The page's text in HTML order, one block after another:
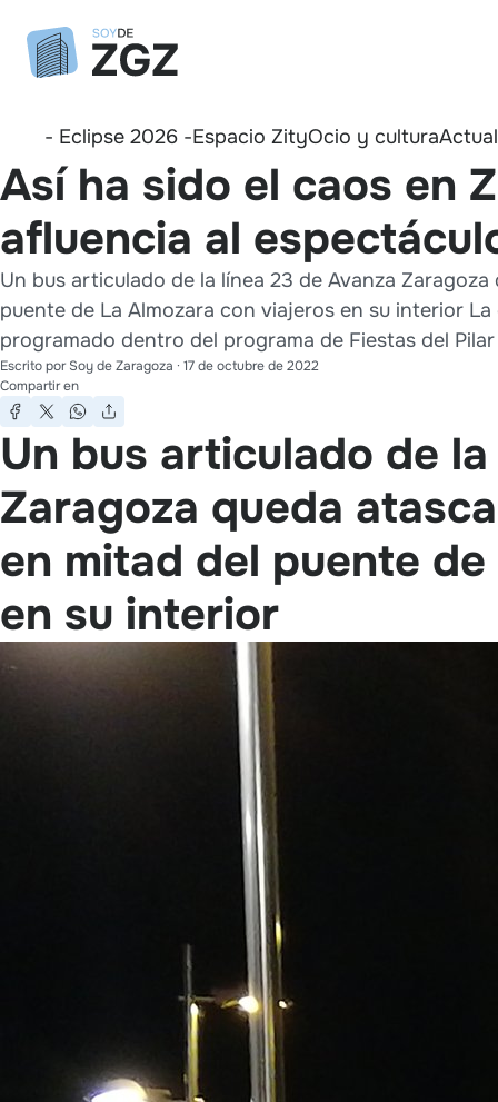
- Eclipse 2026 -Espacio ZityOcio y cultura
Así ha sido el caos en
afluencia al
Un bus articulado de la línea 23 de Avanza
puente de La Almozara con viajeros en su interior
programado dentro del programa de Fiestas del
Escrito porSoy de Zaragoza · 17 de octubre de 2022
Compartir en
Un bus articulado de
Zaragoza queda
en mitad del puente
en su interior